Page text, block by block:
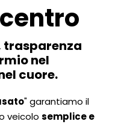
nel
cuore.
" garantiamo il
veicolo semplice e